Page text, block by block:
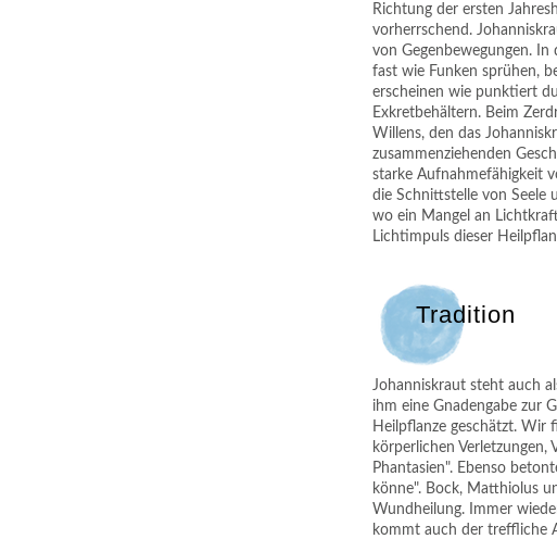
Richtung der ersten
vorherrschend.
von Gegenbewegungen.
fast wie Funken sprühen,
erscheinen wie punktiert
Exkretbehältern. Beim
Willens, den das
zusammenziehenden
starke Aufnahmefähigkeit
die Schnittstelle von Seele
wo ein Mangel an
Lichtimpuls dieser
Tradition
Johanniskraut steht auch
ihm eine Gnadengabe zur
Heilpflanze geschätzt. Wir
körperlichen Verletzungen,
Phantasien". Ebenso
könne". Bock, Matthiolus
Wundheilung. Immer
kommt auch der treffliche